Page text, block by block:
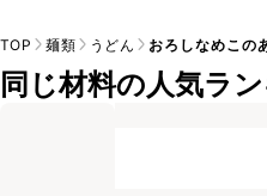
TOP 麺類 うどん おろしなめこの
同じ材料の人気ラ